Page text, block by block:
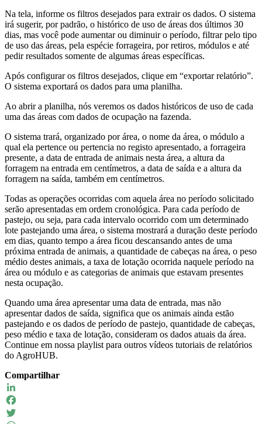
Na tela, informe os filtros desejados para extrair os dados. O sistema
irá sugerir, por padrão, o histórico de uso de áreas dos últimos 30
dias, mas você pode aumentar ou diminuir o período, filtrar pelo tipo
de uso das áreas, pela espécie forrageira, por retiros, módulos e até
pedir resultados somente de algumas áreas específicas.
Após configurar os filtros desejados, clique em “exportar relatório”.
O sistema exportará os dados para uma planilha.
Ao abrir a planilha, nós veremos os dados históricos de uso de cada
uma das áreas com dados de ocupação na fazenda.
O sistema trará, organizado por área, o nome da área, o módulo a
qual ela pertence ou pertencia no registo apresentado, a forrageira
presente, a data de entrada de animais nesta área, a altura da
forragem na entrada em centímetros, a data de saída e a altura da
forragem na saída, também em centímetros.
Todas as operações ocorridas com aquela área no período solicitado
serão apresentadas em ordem cronológica. Para cada período de
pastejo, ou seja, para cada intervalo ocorrido com um determinado
lote pastejando uma área, o sistema mostrará a duração deste período
em dias, quanto tempo a área ficou descansando antes de uma
próxima entrada de animais, a quantidade de cabeças na área, o peso
médio destes animais, a taxa de lotação ocorrida naquele período na
área ou módulo e as categorias de animais que estavam presentes
nesta ocupação.
Quando uma área apresentar uma data de entrada, mas não
apresentar dados de saída, significa que os animais ainda estão
pastejando e os dados de período de pastejo, quantidade de cabeças,
peso médio e taxa de lotação, consideram os dados atuais da área.
Continue em nossa playlist para outros vídeos tutoriais de relatórios
do AgroHUB.
Compartilhar
LinkedIn
Facebook